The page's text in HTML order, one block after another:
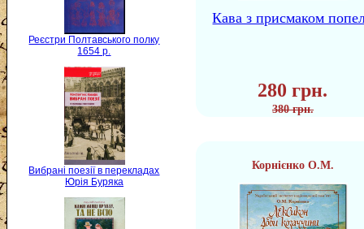
Реєстри Полтавського полку
1654 р.
Вибрані поезії в перекладах
Юрія Буряка
Кава з присмаком
280 грн.
380 грн.
Корнієнко О.М.